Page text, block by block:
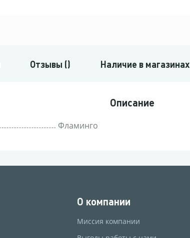
Отзывы () Наличие в магазинах
Фламинго
Описание
О компании
Миссия компании